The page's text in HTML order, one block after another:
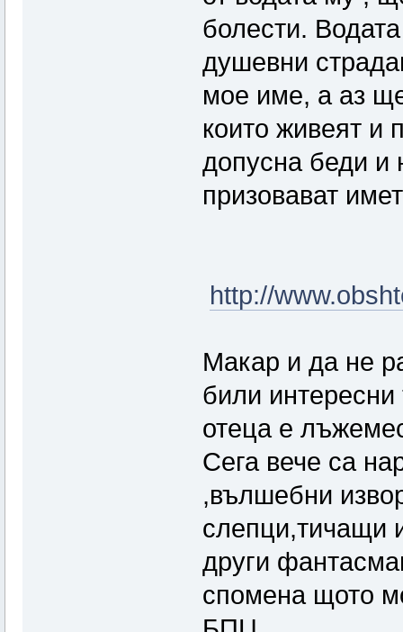
болести.
душевни
мое име, а аз
които живеят и
допусна беди и
призовават
http://
Макар и да не
били
отеца е
Сега вече са
,вълшебни
слепци,тичащи
други
спомена щото